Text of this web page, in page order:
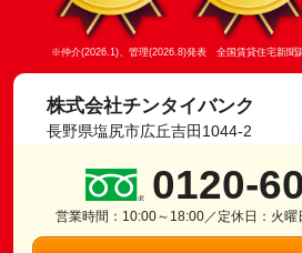
※仲介(2026.1)、管理(2026.8)発表 全国賃貸住宅新聞
株式会社チンタイバンク
長野県塩尻市広丘吉田1044-2
0120-
営業時間：10:00～18:00／定休日：火